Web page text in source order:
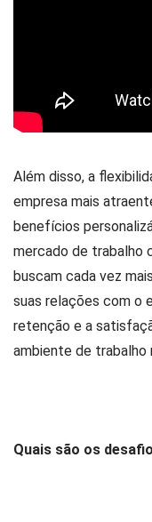
Além disso, a
empresa mais
benefícios
mercado de trabalho
buscam cada vez
suas relações com o
retenção e a
ambiente de trabalho
Quais são os